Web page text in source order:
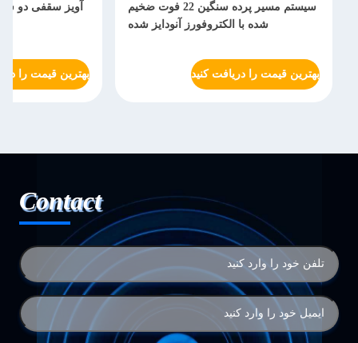
سیستم مسیر پرده سنگین 22 فوت ضخیم
شده با الکتروفورز آنودایز شده
بهترین قیمت را دریافت کنید
آویز سقفی دو
بهترین قیمت را
Contact